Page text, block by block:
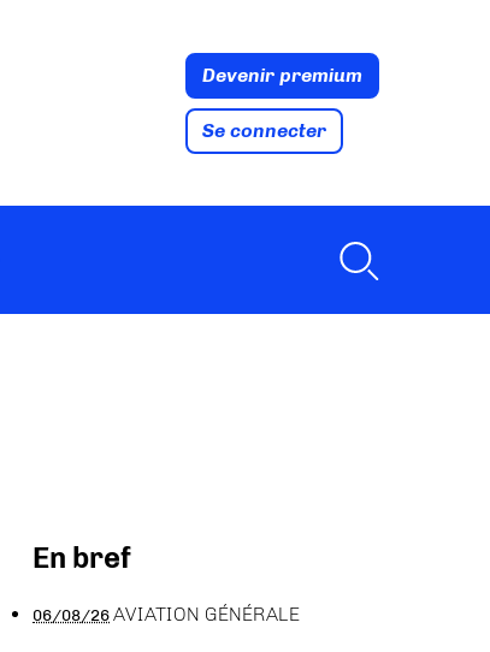
Devenir premium
Se connecter
En bref
06/08/26AVIATION GÉNÉRALE